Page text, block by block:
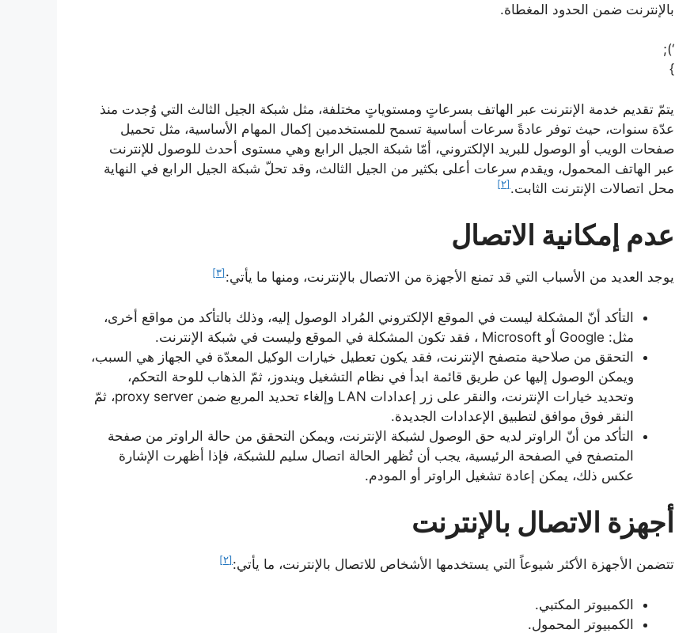
بالإنترنت ضمن الحدود المغطاة.
‘);
}
يتمّ تقديم خدمة الإنترنت عبر الهاتف بسرعاتٍ ومستوياتٍ مختلفة، مثل شبكة الجيل الثالث التي وُجدت منذ
عدّة سنوات، حيث توفر عادةً سرعات أساسية تسمح للمستخدمين إكمال المهام الأساسية، مثل تحميل
صفحات الويب أو الوصول للبريد الإلكتروني، أمّا شبكة الجيل الرابع وهي مستوى أحدث للوصول للإنترنت
عبر الهاتف المحمول، ويقدم سرعات أعلى بكثير من الجيل الثالث، وقد تحلّ شبكة الجيل الرابع في النهاية
محل اتصالات الإنترنت الثابت. [٢]
عدم إمكانية الاتصال
يوجد العديد من الأسباب التي قد تمنع الأجهزة من الاتصال بالإنترنت، ومنها ما يأتي: [٣]
التأكد أنّ المشكلة ليست في الموقع الإلكتروني المُراد الوصول إليه، وذلك بالتأكد من مواقع أخرى،
مثل: Google أو Microsoft ، فقد تكون المشكلة في الموقع وليست في شبكة الإنترنت.
التحقق من صلاحية متصفح الإنترنت، فقد يكون تعطيل خيارات الوكيل المعدّة في الجهاز هي السبب،
ويمكن الوصول إليها عن طريق قائمة ابدأ في نظام التشغيل ويندوز، ثمّ الذهاب للوحة التحكم،
وتحديد خيارات الإنترنت، والنقر على زر إعدادات LAN وإلغاء تحديد المربع ضمن proxy server، ثمّ
النقر فوق موافق لتطبيق الإعدادات الجديدة.
التأكد من أنّ الراوتر لديه حق الوصول لشبكة الإنترنت، ويمكن التحقق من حالة الراوتر من صفحة
المتصفح في الصفحة الرئيسية، يجب أن تُظهر الحالة اتصال سليم للشبكة، فإذا أظهرت الإشارة
عكس ذلك، يمكن إعادة تشغيل الراوتر أو المودم.
أجهزة الاتصال بالإنترنت
تتضمن الأجهزة الأكثر شيوعاً التي يستخدمها الأشخاص للاتصال بالإنترنت، ما يأتي: [٢]
الكمبيوتر المكتبي.
الكمبيوتر المحمول.